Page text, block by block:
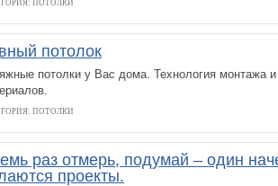
ПОТОЛКИ
потолок
потолки у Вас дома. Технология монтажа и
ПОТОЛКИ
раз отмерь, подумай – один
проекты.